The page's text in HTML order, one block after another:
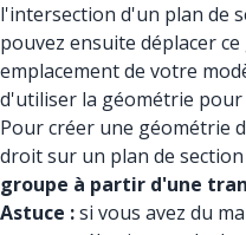
l'intersection d'un plan de
pouvez ensuite déplacer
emplacement de votre
d'utiliser la géométrie pour
Pour créer une géométrie
droit sur un plan de
groupe à partir d'une
Astuce :si vous avez du